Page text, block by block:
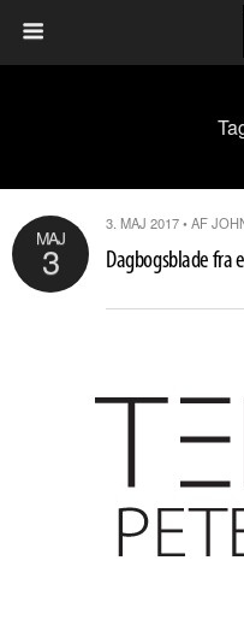
MAJ
3
3. MAJ 2017 • AF
Dagbogsblade fra